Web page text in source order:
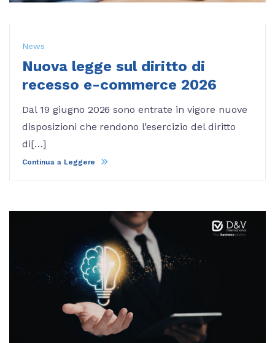
News
Nuova legge sul diritto di
recesso e-commerce 2026
Dal 19 giugno 2026 sono entrate in vigore nuove
disposizioni che rendono l’esercizio del diritto
di[…]
Continua a Leggere